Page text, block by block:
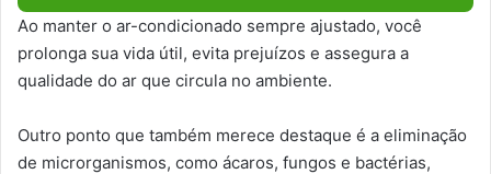
Ao manter o ar-condicionado sempre ajustado, você
prolonga sua vida útil, evita prejuízos e assegura a
qualidade do ar que circula no ambiente.
Outro ponto que também merece destaque é a eliminação
de microrganismos, como ácaros, fungos e bactérias,